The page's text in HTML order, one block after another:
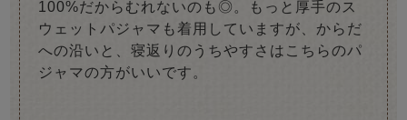
100%だからむれないのも◎。もっと厚手のス
ウェットパジャマも着用していますが、からだ
への沿いと、寝返りのうちやすさはこちらのパ
ジャマの方がいいです。